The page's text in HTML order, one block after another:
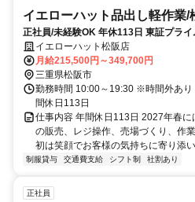
イエローハット品出し軽作業/
正社員/未経験OK 年休113日 東証プラ
カーライフ提案 安定した環境と充実の待
イエローハット松阪店
月給215,500円～349,700円
三重県松阪市
勤務時間 10:00～19:30 ※時間外あ
間休日113日
仕事内容 年間休日113日 2027年春
の販売、レジ操作、売場づくり、作
初は笑顔でお客様の気持ちに寄り添
制服貸与 交通費支給 シフト制 社割あり
正社員